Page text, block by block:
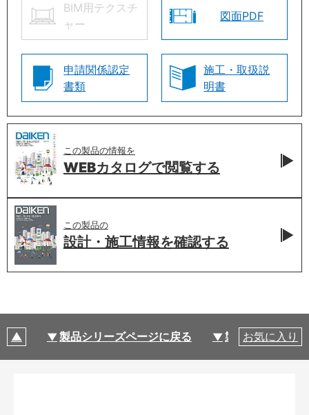
BIM用テクスチ
ャー
図面PDF
申請関係認定
書類
施工・取扱説
明書
この製品の情報を
WEBカタログで閲覧する
この製品の
設計・施工情報を確認する
製品シリーズページに戻る 製品仕様
お気に入り